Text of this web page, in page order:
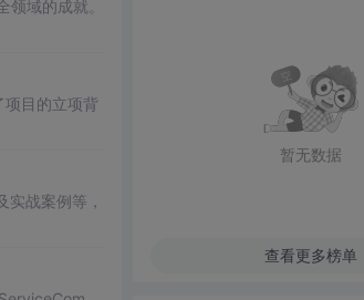
域的成就。
目的立项背
战案例等，
暂无数据
查看更多榜单